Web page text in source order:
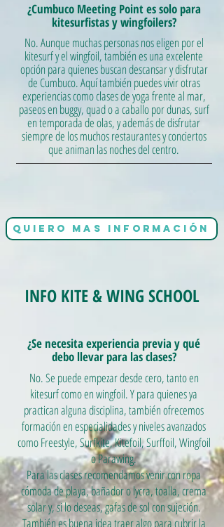
¿Cumbuco Meeting Point es solo para
kitesurfistas y wingfoilers?
No. Aunque muchas personas nos eligen por el
kitesurf y el wingfoil, también es una excelente
opción para quienes buscan descansar y disfrutar
de Cumbuco. Aquí también puedes vivir otras
experiencias como clases de yoga frente al mar,
paseos en buggy, quad o a caballo por dunas, surf
en temporada de olas, y además de disfrutar
siempre de los muchos restaurantes y conciertos
que animan las noches del centro.
QUIERO MAS INFORMACIÓN
INFO KITE & WING SCHOOL
¿Se necesita experiencia previa y qué
debo llevar para las clases?
No. Se puede empezar desde cero, tanto en
kitesurf como en wingfoil. Y para quienes ya
practican alguna disciplina, también ofrecemos
formación en especialidades y niveles avanzados
como Freestyle, Surfkite, Kitefoil, Surffoil, Wingfoil
o Parawing.
Para las clases recomendamos venir con ropa
cómoda de playa, bañador o lycra, toalla, crema
solar y, si lo deseas, gafas de sol con sujeción.
También es buena idea traer algo para cubrir la